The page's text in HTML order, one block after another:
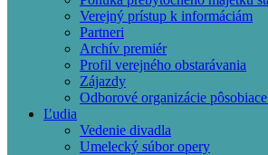
Verejný prístup k informáciám
Partneri
Archív premiér
Profil verejného obstarávania
Zájazdy
Odborové organizácie
Ľudia
Vedenie divadla
Umelecký súbor opery